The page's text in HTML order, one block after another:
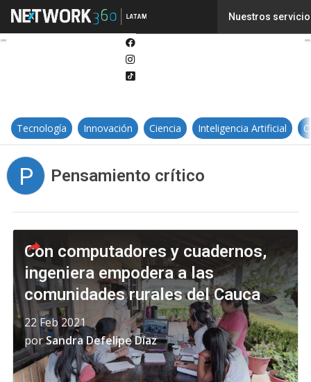
Nuestros
Tecnología Innovación Ciencia Inteligencia Artificial
P Pensamiento crítico
Con computadores y cuadernos,
ingeniera empodera a las
comunidades rurales del Cauca
22 Feb 2021
porSandra Defelipe Díaz